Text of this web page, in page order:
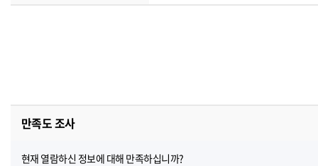
만족도 조사
현재 열람하신 정보에 대해 만족하십니까?